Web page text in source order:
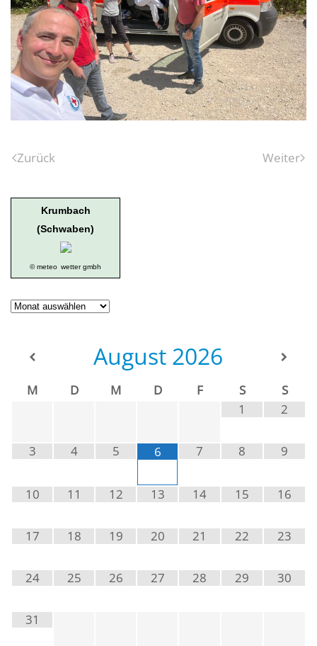
Zurück Weiter
Krumbach
(Schwaben)
© meteo wetter gmbh
Geschichte
August 2026
M D M D F S
S
1
2
3 4 5 6 7 8 9
10 11 12 13 14 15 16
17 18 19 20 21 22 23
24 25 26 27 28 29 30
31